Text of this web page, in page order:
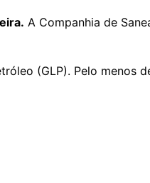
A Companhia de
(GLP). Pelo menos